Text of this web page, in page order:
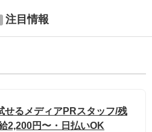
注目情報
せるメディアPRスタッフ/残
2,200円〜・日払いOK